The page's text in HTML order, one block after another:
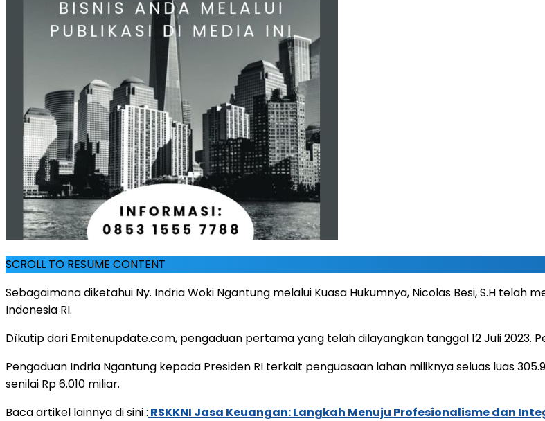
SCROLL TO RESUME CONTENT
Sebagaimana diketahui Ny. Indria Woki Ngantung melalui Kuasa Hukumnya, Nicolas Besi, S.H
Indonesia RI.
Dìkutip dari Emitenupdate.com, pengaduan pertama yang telah dilayangkan tanggal 12 Juli 2023.
Pengaduan Indria Ngantung kepada Presiden RI terkait penguasaan lahan miliknya seluas luas
senilai Rp 6.010 miliar.
Baca artikel lainnya di sini : RSKKNI Jasa Keuangan: Langkah Menuju Profesionalisme dan